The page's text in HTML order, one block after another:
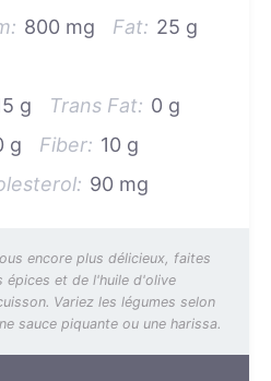
800 mg Fat: 25 g
g Trans Fat: 0 g
g Fiber: 10 g
90 mg
encore plus délicieux, faites
épices et de l'huile d'olive
Variez les légumes selon
sauce piquante ou une harissa.